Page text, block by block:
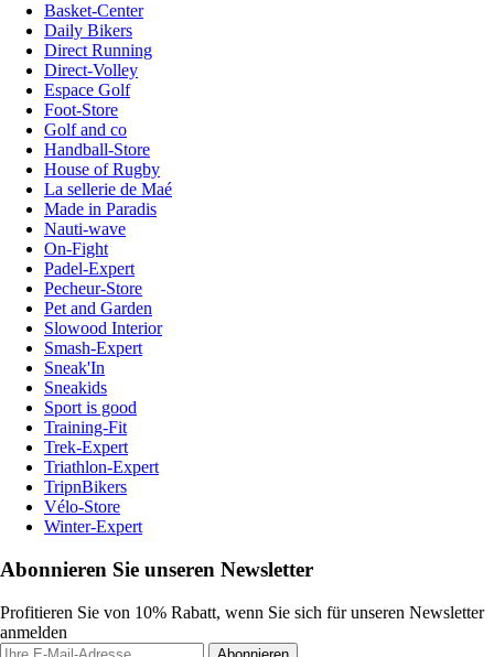
Basket-Center
Daily Bikers
Direct Running
Direct-Volley
Espace Golf
Foot-Store
Golf and co
Handball-Store
House of Rugby
La sellerie de Maé
Made in Paradis
Nauti-wave
On-Fight
Padel-Expert
Pecheur-Store
Pet and Garden
Slowood Interior
Smash-Expert
Sneak'In
Sneakids
Sport is good
Training-Fit
Trek-Expert
Triathlon-Expert
TripnBikers
Vélo-Store
Winter-Expert
Abonnieren Sie unseren Newsletter
Profitieren Sie von 10% Rabatt, wenn Sie sich für unseren Newsletter
anmelden